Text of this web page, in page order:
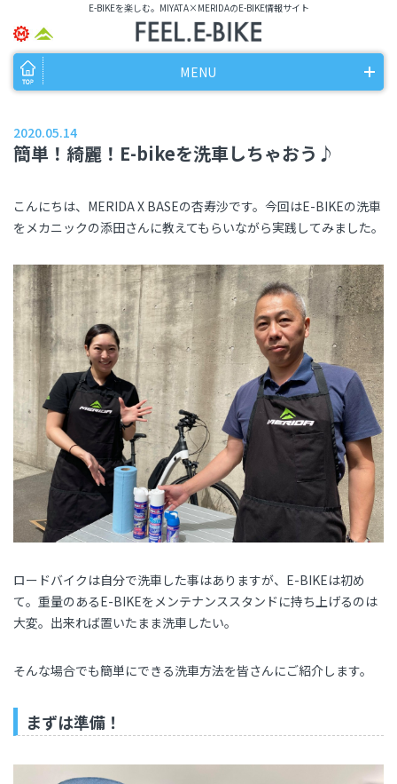
E-BIKEを楽しむ。MIYATA×MERIDAのE-BIKE情報サイト
MENU
2020.05.14
簡単！綺麗！E-bikeを洗車しちゃおう♪
こんにちは、MERIDA X BASEの杏寿沙です。今回はE-BIKEの洗車
をメカニックの添田さんに教えてもらいながら実践してみました。
ロードバイクは自分で洗車した事はありますが、E-BIKEは初め
て。重量のあるE-BIKEをメンテナンススタンドに持ち上げるのは
大変。出来れば置いたまま洗車したい。
そんな場合でも簡単にできる洗車方法を皆さんにご紹介します。
まずは準備！